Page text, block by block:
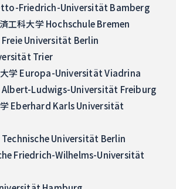
Friedrich-Universität Bamberg
工科大学 Hochschule Bremen
Freie Universität Berlin
Trier
大学 Europa-Universität Viadrina
Albert-Ludwigs-Universität Freiburg
Eberhard Karls Universität
Technische Universität Berlin
Friedrich-Wilhelms-Universität